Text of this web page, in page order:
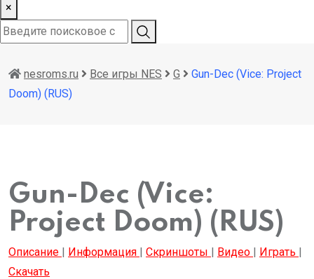
×
nesroms.ru Все игры NES G
Gun-Dec (Vice: Project
Doom) (RUS)
Gun-Dec (Vice:
Project Doom) (RUS)
Описание | Информация | Скриншоты | Видео | Играть |
Скачать